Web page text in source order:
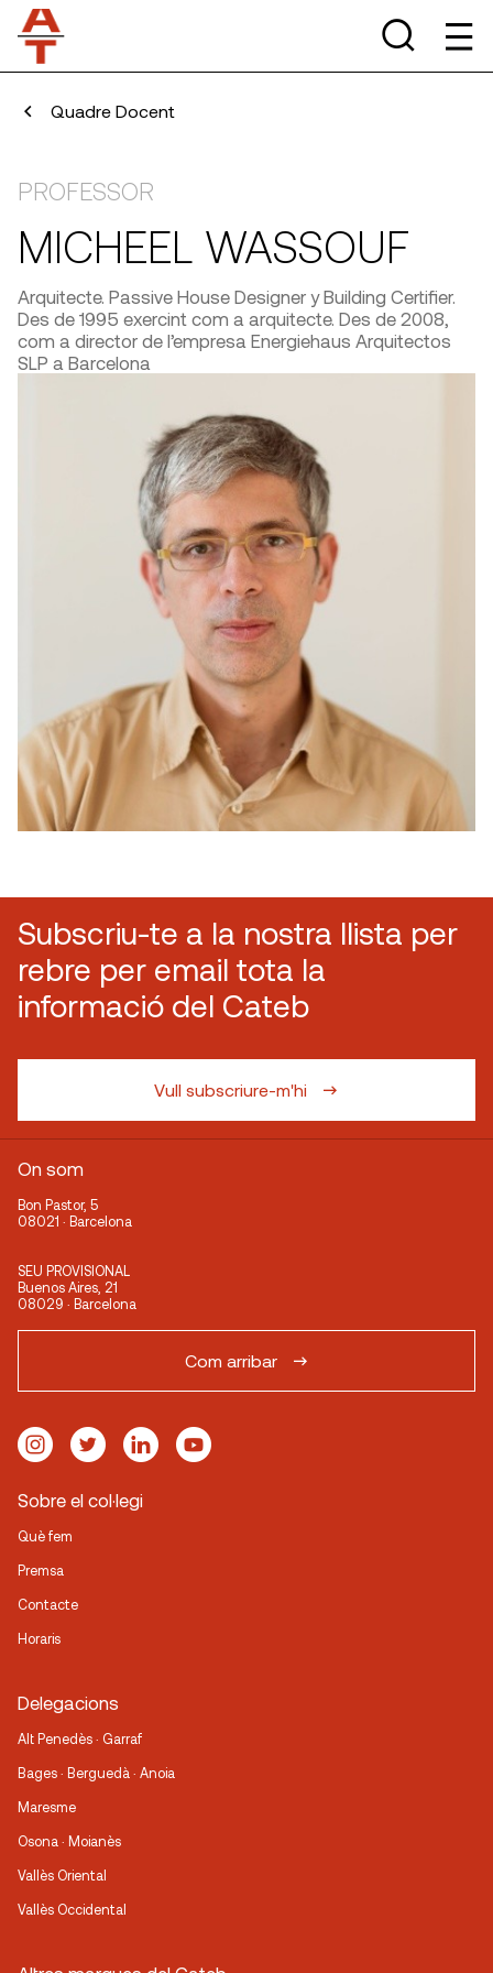
Quadre Docent
PROFESSOR
MICHEEL WASSOUF
Arquitecte. Passive House Designer y Building Certifier.
Des de 1995 exercint com a arquitecte. Des de 2008,
com a director de l’empresa Energiehaus Arquitectos
SLP a Barcelona
Subscriu-te a la nostra llista per
rebre per email tota la
informació del Cateb
Vull subscriure-m'hi
On som
Bon Pastor, 5
08021 · Barcelona
SEU PROVISIONAL
Buenos Aires, 21
08029 · Barcelona
Com arribar
Sobre el col·legi
Què fem
Premsa
Contacte
Horaris
Delegacions
Alt Penedès · Garraf
Bages · Berguedà · Anoia
Maresme
Osona · Moianès
Vallès Oriental
Vallès Occidental